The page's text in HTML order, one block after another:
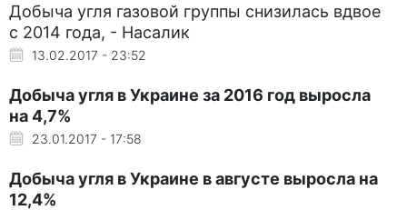
Добыча угля газовой группы снизилась вдвое
с 2014 года, - Насалик
13.02.2017 - 23:52
Добыча угля в Украине за 2016 год выросла
на 4,7%
23.01.2017 - 17:58
Добыча угля в Украине в августе выросла на
12,4%